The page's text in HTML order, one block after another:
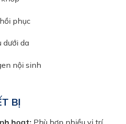
phục
dưới da
nội sinh
BỊ
hoạt: Phù hợp nhiều vị trí